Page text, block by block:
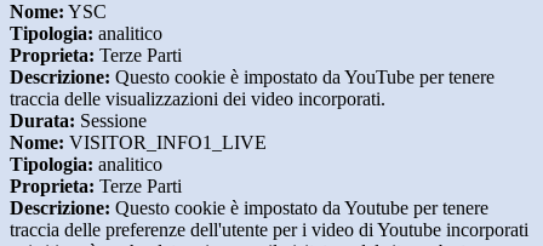
Nome: YSC
Tipologia: analitico
Proprieta: Terze Parti
Descrizione: Questo cookie è impostato da YouTube per tenere
traccia delle visualizzazioni dei video incorporati.
Durata: Sessione
Nome: VISITOR_INFO1_LIVE
Tipologia: analitico
Proprieta: Terze Parti
Descrizione: Questo cookie è impostato da Youtube per tenere
traccia delle preferenze dell'utente per i video di Youtube incorporati